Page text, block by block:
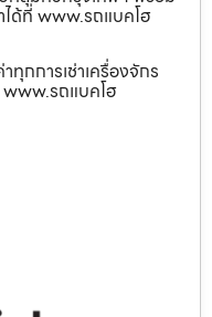
ด้ที่ www.รถแบคโฮ
ทุกการเช่าเครื่องจักร
รถแบคโฮ